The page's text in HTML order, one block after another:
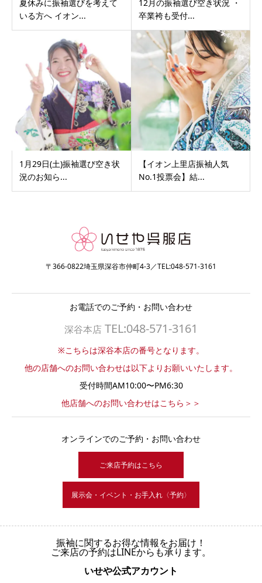
夏休みに振袖選びを考えて
いる方へ イオン...
12月の振袖選び空き状況 ・
卒業袴も受付...
1月29日(土)振袖選び空き状
況のお知ら...
【イオン上里店振袖人気
No.1投票会】結...
〒366-0822埼玉県深谷市仲町4-3／TEL:048-571-3161
お電話でのご予約・お問い合わせ
深谷本店 TEL:048-571-3161
※こちらは深谷本店の番号となります。
他の店舗へのお問い合わせは以下よりお願いいたします。
受付時間AM10:00〜PM6:30
他店舗へのお問い合わせはこちら＞＞
オンラインでのご予約・お問い合わせ
ご来店予約はこちら
展示会・イベント・お手入れ〈予約〉
振袖に関するお得な情報をお届け！
ご来店の予約はLINEからも承ります。
いせや公式アカウント